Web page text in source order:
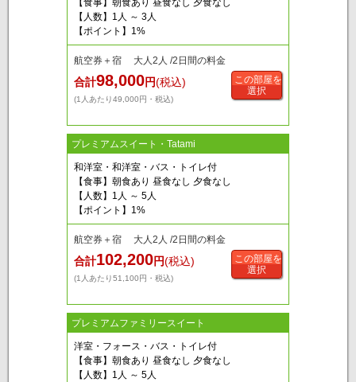
【食事】朝食あり 昼食なし 夕食なし
【人数】1人 ～ 3人
【ポイント】1%
航空券＋宿 大人2人 /2日間の料金
合計98,000円(税込)
(1人あたり49,000円・税込)
この部屋を
選択
プレミアムスイート・Tatami
和洋室・和洋室・バス・トイレ付
【食事】朝食あり 昼食なし 夕食なし
【人数】1人 ～ 5人
【ポイント】1%
航空券＋宿 大人2人 /2日間の料金
合計102,200円(税込)
(1人あたり51,100円・税込)
この部屋を
選択
プレミアムファミリースイート
洋室・フォース・バス・トイレ付
【食事】朝食あり 昼食なし 夕食なし
【人数】1人 ～ 5人